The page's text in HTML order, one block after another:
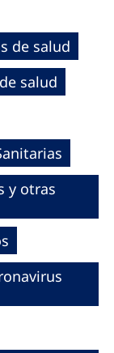
de salud
salud
y otras